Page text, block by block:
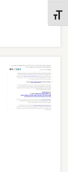
מתג גודל גופן